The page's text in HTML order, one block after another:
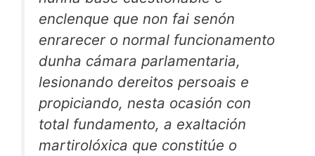
enclenque que non fai senón
enrarecer o normal funcionamento
dunha cámara parlamentaria,
lesionando dereitos persoais e
propiciando, nesta ocasión con
total fundamento, a exaltación
martirolóxica que constitúe o